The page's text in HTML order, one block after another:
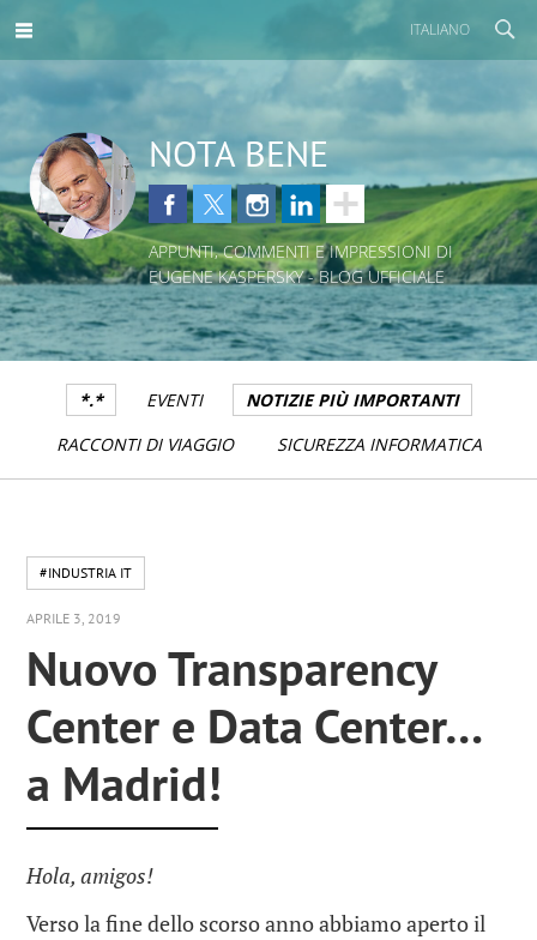
ITALIANO
NOTA BENE
APPUNTI, COMMENTI E IMPRESSIONI DI
EUGENE KASPERSKY - BLOG UFFICIALE
*.* EVENTI
NOTIZIE PIÙ IMPORTANTI
RACCONTI DI VIAGGIO
SICUREZZA INFORMATICA
#INDUSTRIA IT
APRILE 3, 2019
Nuovo Transparency
Center e Data Center…
a Madrid!
Hola, amigos!
Verso la fine dello scorso anno abbiamo aperto il